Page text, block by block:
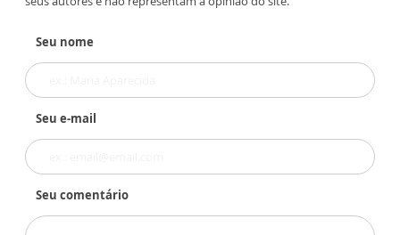
Seu nome
Seu e-mail
Seu comentário